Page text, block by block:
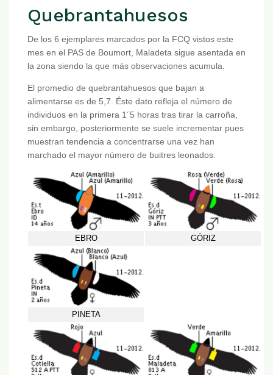
Quebrantahuesos
De los 6 ejemplares marcados por la FCQ vistos este
mes en el PAS de Boumort, Maladeta sigue asentada en
la zona siendo la que más observaciones acumula.
El promedio de quebrantahuesos que bajan a
alimentarse es de 5,7. Éste dato refleja el número de
individuos en la primera 1´5 horas tras tirar la carroña,
sin embargo, posteriormente se suele incrementar pues
muestran tendencia a concentrarse una vez han
marchado el mayor número de buitres leonados.
EBRO GÓRIZ
PINETA